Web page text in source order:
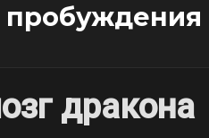
дракона